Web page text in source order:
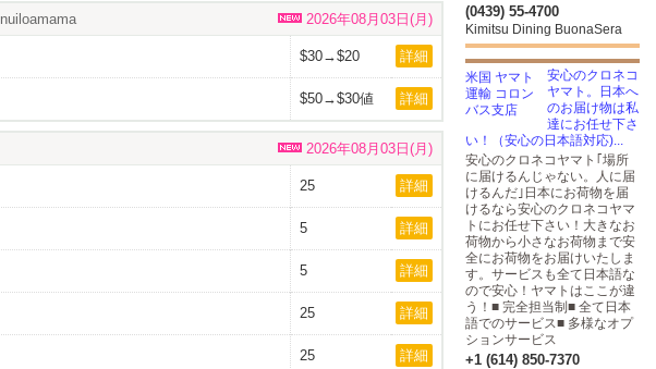
nuiloamama 2026年08月03日(月)
$30→$20
詳細
$50→$30値
詳細
2026年08月03日(月)
25 詳細
5 詳細
5 詳細
25 詳細
25 詳細
(0439) 55-4700
Kimitsu Dining BuonaSera
安心のクロネコ
ヤマト。日本へ
のお届け物は私
達にお任せ下さ
い！（安心の日本語対応)...
安心のクロネコヤマト｢場所
に届けるんじゃない。人に届
けるんだ｣日本にお荷物を届
けるなら安心のクロネコヤマ
トにお任せ下さい！大きなお
荷物から小さなお荷物まで安
全にお荷物をお届けいたしま
す。サービスも全て日本語な
ので安心！ヤマトはここが違
う！■ 完全担当制■ 全て日本
語でのサービス■ 多様なオプ
ションサービス
+1 (614) 850-7370